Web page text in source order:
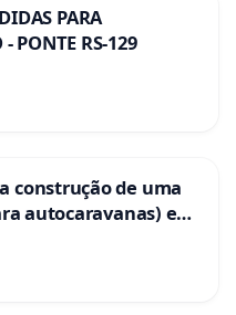
PARA
- PONTE RS-129
construção de uma
autocaravanas) em